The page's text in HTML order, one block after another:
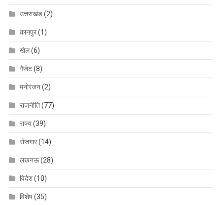
उत्तराखंड(2)
कानपुर(1)
खेल(6)
गैजेट(8)
मनोरंजन(2)
राजनीति(77)
राज्य(39)
रोजगार(14)
लखनऊ(28)
विदेश(10)
विशेष(35)